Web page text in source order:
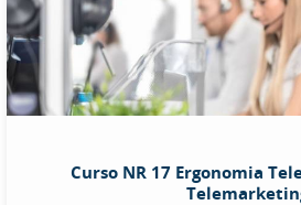
Curso NR 17 Ergonomia